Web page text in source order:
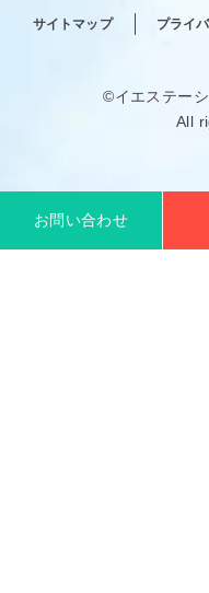
サイトマップ プライ
©イエステー
All
お問い合わせ